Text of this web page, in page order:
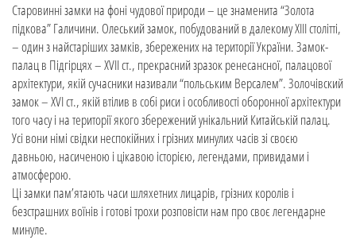
Старовинні замки на фоні чудової природи – це знаменита “Золота
підкова” Галичини. Олеський замок, побудований в далекому XIII столітті,
– один з найстаріших замків, збережених на території України. Замок-
палац в Підгірцях – XVII ст., прекрасний зразок ренесансної, палацової
архітектури, якій сучасники називали “польським Версалем”. Золочівский
замок – XVI ст., якій втілив в собі риси і особливості оборонної архітектури
того часу і на території якого збережений унікальний Китайській палац.
Усі вони німі свідки неспокійних і грізних минулих часів зі своєю
давньою, насиченою і цікавою історією, легендами, привидами і
атмосферою.
Ці замки пам’ятають часи шляхетних лицарів, грізних королів і
безстрашних воїнів і готові трохи розповісти нам про своє легендарне
минуле.